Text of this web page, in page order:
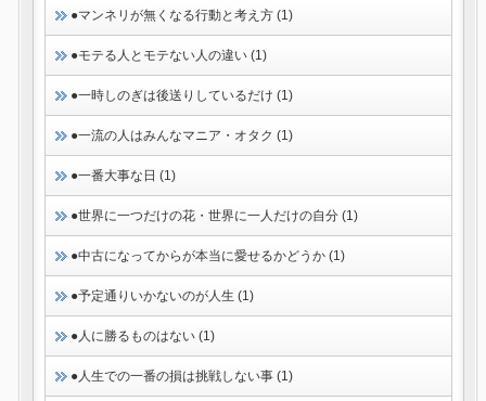
●マンネリが無くなる行動と考え方 (1)
●モテる人とモテない人の違い (1)
●一時しのぎは後送りしているだけ (1)
●一流の人はみんなマニア・オタク (1)
●一番大事な日 (1)
●世界に一つだけの花・世界に一人だけの自分 (1)
●中古になってからが本当に愛せるかどうか (1)
●予定通りいかないのが人生 (1)
●人に勝るものはない (1)
●人生での一番の損は挑戦しない事 (1)